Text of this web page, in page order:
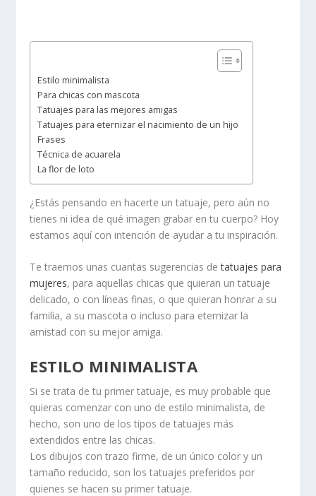
Estilo minimalista
Para chicas con mascota
Tatuajes para las mejores amigas
Tatuajes para eternizar el nacimiento de un hijo
Frases
Técnica de acuarela
La flor de loto
¿Estás pensando en hacerte un tatuaje, pero aún no
tienes ni idea de qué imagen grabar en tu cuerpo? Hoy
estamos aquí con intención de ayudar a tu inspiración.
Te traemos unas cuantas sugerencias detatuajes para
mujeres, para aquellas chicas que quieran un tatuaje
delicado, o con líneas finas, o que quieran honrar a su
familia, a su mascota o incluso para eternizar la
amistad con su mejor amiga.
ESTILO MINIMALISTA
Si se trata de tu primer tatuaje, es muy probable que
quieras comenzar con uno de estilo minimalista, de
hecho, son uno de los tipos de tatuajes más
extendidos entre las chicas.
Los dibujos con trazo firme, de un único color y un
tamaño reducido, son los tatuajes preferidos por
quienes se hacen su primer tatuaje.